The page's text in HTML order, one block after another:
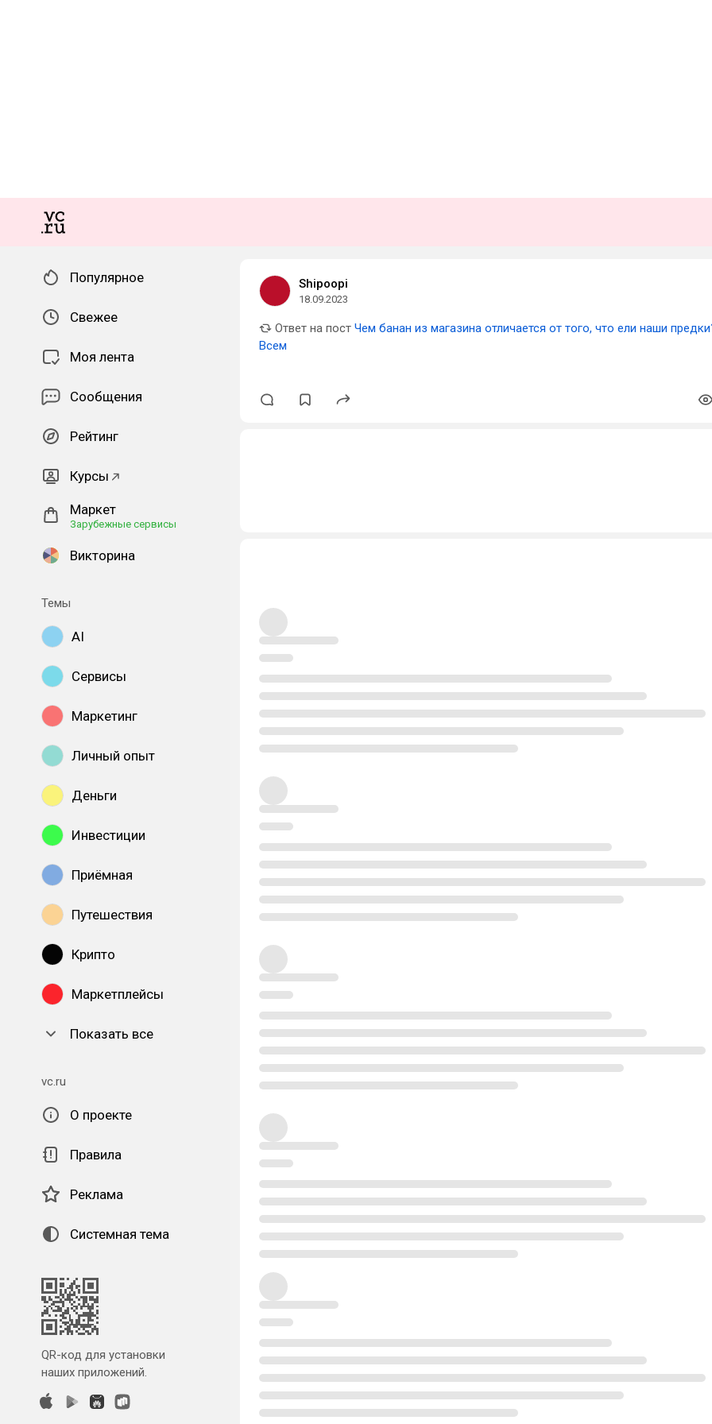
Популярное
Свежее
Моя лента
Сообщения
Рейтинг
Курсы
Маркет
Зарубежные сервисы
Викторина
Темы
AI
Сервисы
Маркетинг
Личный опыт
Деньги
Инвестиции
Приёмная
Путешествия
Крипто
Маркетплейсы
Показать все
vc.ru
О проекте
Правила
Реклама
Системная тема
QR-код для установки
наших приложений.
Shipoopi
18.09.2023
Ответ на пост Чем банан из магазина отличается от того, что ели наши
Всем